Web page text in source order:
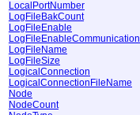
LocalPortNumber
LogFileBakCount
LogFileEnable
LogFileEnableCommunication
LogFileName
LogFileSize
LogicalConnection
LogicalConnectionFileName
Node
NodeCount